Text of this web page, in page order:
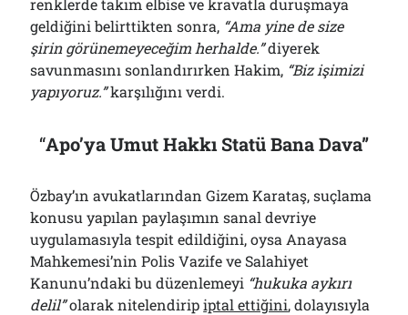
renklerde takım elbise ve kravatla duruşmaya
geldiğini belirttikten sonra, “Ama yine de size
şirin görünemeyeceğim herhalde.”diyerek
savunmasını sonlandırırken Hakim, “Biz işimizi
yapıyoruz.”karşılığını verdi.
“Apo’ya Umut Hakkı Statü Bana Dava”
Özbay’ın avukatlarından Gizem Karataş, suçlama
konusu yapılan paylaşımın sanal devriye
uygulamasıyla tespit edildiğini, oysa Anayasa
Mahkemesi’nin Polis Vazife ve Salahiyet
Kanunu’ndaki bu düzenlemeyi “hukuka aykırı
delil”olarak nitelendiripiptal ettiğini, dolayısıyla